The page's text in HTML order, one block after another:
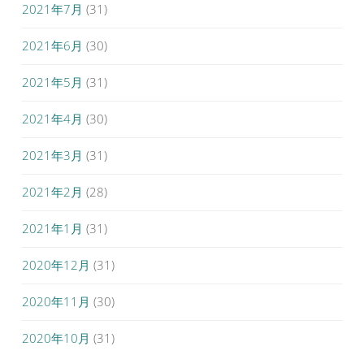
2021年7月 (31)
2021年6月 (30)
2021年5月 (31)
2021年4月 (30)
2021年3月 (31)
2021年2月 (28)
2021年1月 (31)
2020年12月 (31)
2020年11月 (30)
2020年10月 (31)